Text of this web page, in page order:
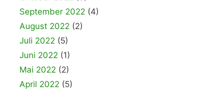
September 2022 (4)
August 2022 (2)
Juli 2022 (5)
Juni 2022 (1)
Mai 2022 (2)
April 2022 (5)